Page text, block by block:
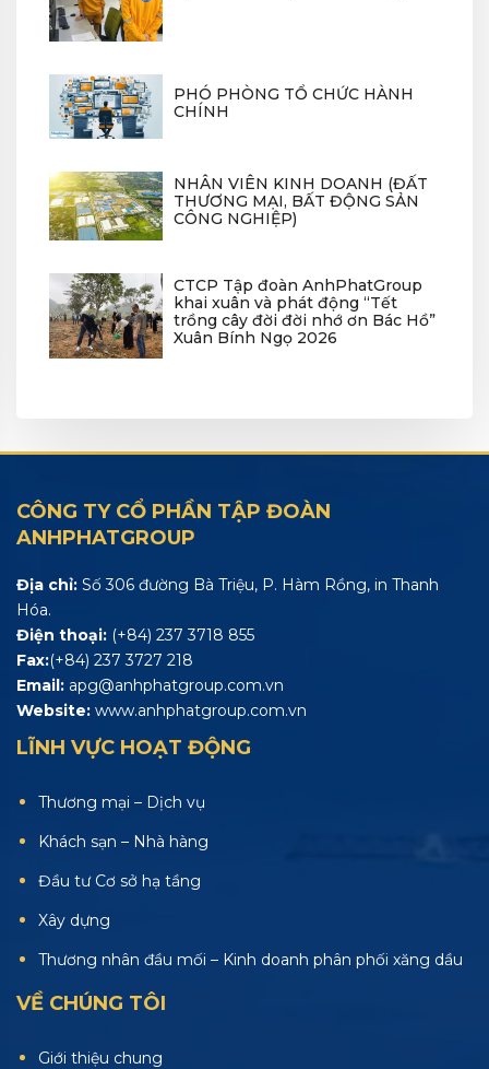
PHÓ PHÒNG TỔ CHỨC HÀNH
CHÍNH
NHÂN VIÊN KINH DOANH (ĐẤT
THƯƠNG MẠI, BẤT ĐỘNG SẢN
CÔNG NGHIỆP)
CTCP Tập đoàn AnhPhatGroup
khai xuân và phát động “Tết
trồng cây đời đời nhớ ơn Bác Hồ”
Xuân Bính Ngọ 2026
CÔNG TY CỔ PHẦN TẬP ĐOÀN
ANHPHATGROUP
Địa chỉ: Số 306 đường Bà Triệu, P. Hàm Rồng, in Thanh
Hóa.
Điện thoại: (+84) 237 3718 855
Fax:(+84) 237 3727 218
Email: apg@anhphatgroup.com.vn
Website: www.anhphatgroup.com.vn
LĨNH VỰC HOẠT ĐỘNG
Thương mại – Dịch vụ
Khách sạn – Nhà hàng
Đầu tư Cơ sở hạ tầng
Xây dựng
Thương nhân đầu mối – Kinh doanh phân phối xăng dầu
VỀ CHÚNG TÔI
Giới thiệu chung